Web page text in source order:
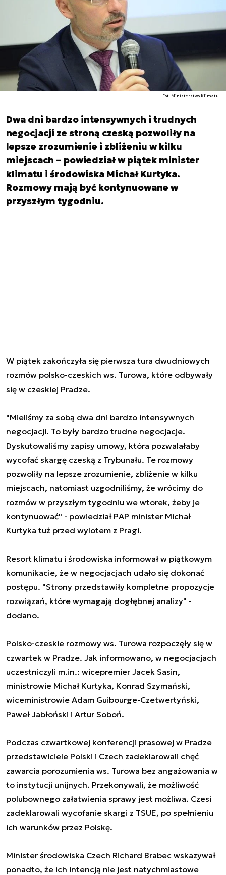
Fot. Ministerstwo Klimatu
Dwa dni bardzo intensywnych i trudnych
negocjacji ze stroną czeską pozwoliły na
lepsze zrozumienie i zbliżeniu w kilku
miejscach – powiedział w piątek minister
klimatu i środowiska Michał Kurtyka.
Rozmowy mają być kontynuowane w
przyszłym tygodniu.
W piątek zakończyła się pierwsza tura dwudniowych
rozmów polsko-czeskich ws. Turowa, które odbywały
się w czeskiej Pradze.
"Mieliśmy za sobą dwa dni bardzo intensywnych
negocjacji. To były bardzo trudne negocjacje.
Dyskutowaliśmy zapisy umowy, która pozwalałaby
wycofać skargę czeską z Trybunału. Te rozmowy
pozwoliły na lepsze zrozumienie, zbliżenie w kilku
miejscach, natomiast uzgodniliśmy, że wrócimy do
rozmów w przyszłym tygodniu we wtorek, żeby je
kontynuować" - powiedział PAP minister Michał
Kurtyka tuż przed wylotem z Pragi.
Resort klimatu i środowiska informował w piątkowym
komunikacie, że w negocjacjach udało się dokonać
postępu. "Strony przedstawiły kompletne propozycje
rozwiązań, które wymagają dogłębnej analizy" -
dodano.
Polsko-czeskie rozmowy ws. Turowa rozpoczęły się w
czwartek w Pradze. Jak informowano, w negocjacjach
uczestniczyli m.in.: wicepremier Jacek Sasin,
ministrowie Michał Kurtyka, Konrad Szymański,
wiceministrowie Adam Guibourge-Czetwertyński,
Paweł Jabłoński i Artur Soboń.
Podczas czwartkowej konferencji prasowej w Pradze
przedstawiciele Polski i Czech zadeklarowali chęć
zawarcia porozumienia ws. Turowa bez angażowania w
to instytucji unijnych. Przekonywali, że możliwość
polubownego załatwienia sprawy jest możliwa. Czesi
zadeklarowali wycofanie skargi z TSUE, po spełnieniu
ich warunków przez Polskę.
Minister środowiska Czech Richard Brabec wskazywał
ponadto, że ich intencją nie jest natychmiastowe